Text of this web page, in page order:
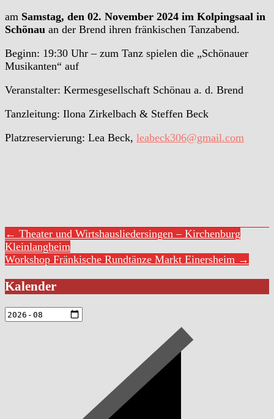
am Samstag, den 02. November 2024 im Kolpingsaal in
Schönau an der Brend ihren fränkischen Tanzabend.
Beginn: 19:30 Uhr – zum Tanz spielen die „Schönauer
Musikanten“ auf
Veranstalter: Kermesgesellschaft Schönau a. d. Brend
Tanzleitung: Ilona Zirkelbach & Steffen Beck
Platzreservierung: Lea Beck, leabeck306@gmail.com
← Theater und Wirtshausliedersingen – Kirchenburg
Kleinlangheim
Workshop Fränkische Rundtänze Markt Einersheim →
Kalender